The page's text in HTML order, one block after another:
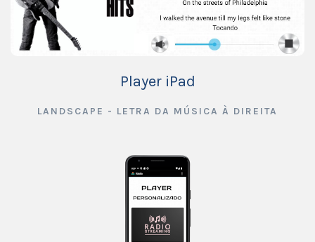
Player iPad
LANDSCAPE - LETRA DA MÚSICA À DIREITA